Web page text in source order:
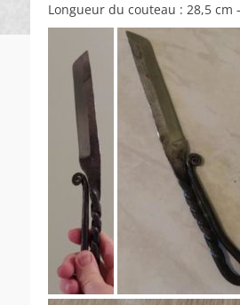
Longueur du couteau : 28,5 cm